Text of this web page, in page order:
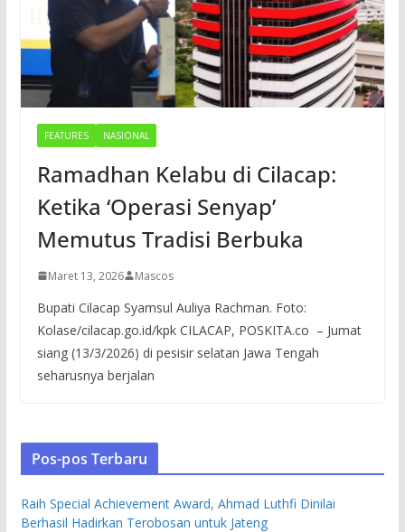
FEATURES NASIONAL
Ramadhan Kelabu di Cilacap:
Ketika ‘Operasi Senyap’
Memutus Tradisi Berbuka
Maret 13, 2026 Mascos
Bupati Cilacap Syamsul Auliya Rachman. Foto:
Kolase/cilacap.go.id/kpk CILACAP, POSKITA.co – Jumat
siang (13/3/2026) di pesisir selatan Jawa Tengah
seharusnya berjalan
Pos-pos Terbaru
Raih Special Achievement Award, Ahmad Luthfi Dinilai
Berhasil Hadirkan Terobosan untuk Jateng